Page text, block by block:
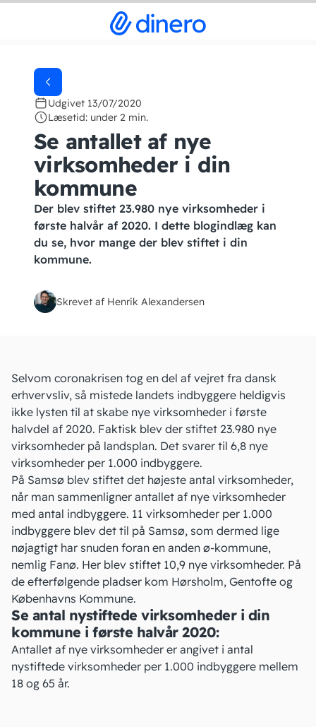
Udgivet 13/07/2020
Læsetid: under 2 min.
Se antallet af nye
virksomheder i din
kommune
Der blev stiftet 23.980 nye virksomheder i
første halvår af 2020. I dette blogindlæg kan
du se, hvor mange der blev stiftet i din
kommune.
Skrevet af Henrik Alexandersen
Selvom coronakrisen tog en del af vejret fra dansk
erhvervsliv, så mistede landets indbyggere heldigvis
ikke lysten til at skabe nye virksomheder i første
halvdel af 2020. Faktisk blev der stiftet 23.980 nye
virksomheder på landsplan. Det svarer til 6,8 nye
virksomheder per 1.000 indbyggere.
På Samsø blev stiftet det højeste antal virksomheder,
når man sammenligner antallet af nye virksomheder
med antal indbyggere. 11 virksomheder per 1.000
indbyggere blev det til på Samsø, som dermed lige
nøjagtigt har snuden foran en anden ø-kommune,
nemlig Fanø. Her blev stiftet 10,9 nye virksomheder. På
de efterfølgende pladser kom Hørsholm, Gentofte og
Københavns Kommune.
Se antal nystiftede virksomheder i din
kommune i første halvår 2020:
Antallet af nye virksomheder er angivet i antal
nystiftede virksomheder per 1.000 indbyggere mellem
18 og 65 år.